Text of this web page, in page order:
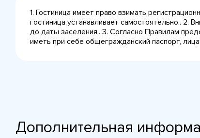
1. Гостиница имеет право взимать
гостиница устанавливает самостоятельно.. 2.
до даты заселения.. 3. Согласно Правилам
иметь при себе общегражданский паспорт,
Дополнительная